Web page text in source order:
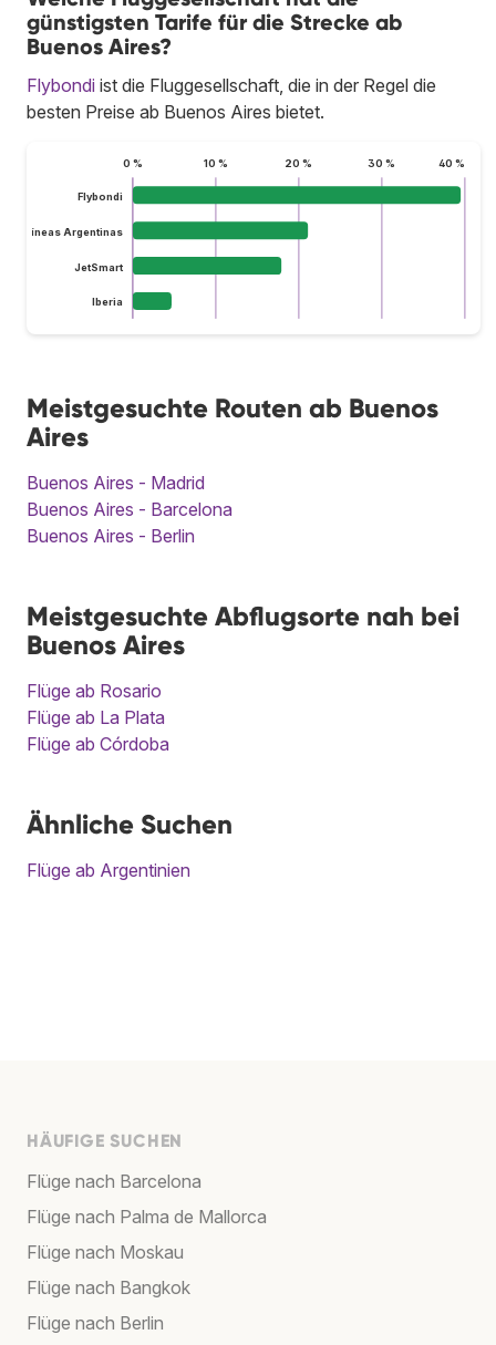
günstigsten Tarife für die Strecke ab
Buenos Aires?
Flybondi ist die Fluggesellschaft, die in der Regel die
besten Preise ab Buenos Aires bietet.
0 % 10 % 20 % 30 % 40 %
Flybondi
Aerolíneas Argentinas
JetSmart
Iberia
Meistgesuchte Routen ab Buenos
Aires
Buenos Aires - Madrid
Buenos Aires - Barcelona
Buenos Aires - Berlin
Meistgesuchte Abflugsorte nah bei
Buenos Aires
Flüge ab Rosario
Flüge ab La Plata
Flüge ab Córdoba
Ähnliche Suchen
Flüge ab Argentinien
HÄUFIGE SUCHEN
Flüge nach Barcelona
Flüge nach Palma de Mallorca
Flüge nach Moskau
Flüge nach Bangkok
Flüge nach Berlin